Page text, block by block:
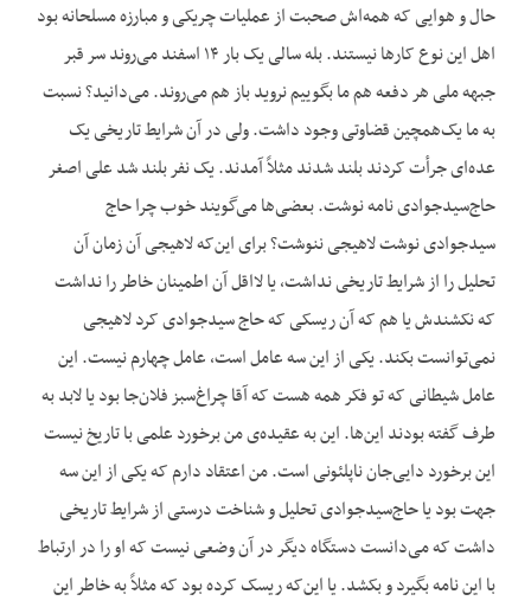
حال و هوایی که همه‌اش صحبت از عملیات چریکی و مبارزه مسلحانه بود
اهل این نوع کارها نیستند. بله سالی یک بار ۱۴ اسفند می‌روند سر قبر
جبهه ملی هر دفعه هم ما بگوییم نروید باز هم می‌روند. می‌دانید؟ نسبت
به ما یک‌همچین قضاوتی وجود داشت. ولی در آن شرایط تاریخی یک
عده‌ای جرأت کردند بلند شدند مثلاً آمدند. یک نفر بلند شد علی اصغر
حاج‌سیدجوادی نامه نوشت. بعضی‌ها می‌گویند خوب چرا حاج
سیدجوادی نوشت لاهیجی ننوشت؟ برای این‌که لاهیجی آن زمان آن
تحلیل را از شرایط تاریخی نداشت، یا لااقل آن اطمینان خاطر را نداشت
که نکشندش یا هم که آن ریسکی که حاج سیدجوادی کرد لاهیجی
نمی‌توانست بکند. یکی از این سه عامل است، عامل چهارم نیست. این
عامل شیطانی که تو فکر همه هست که آقا چراغ‌سبز فلان‌جا بود یا لابد به
طرف گفته بودند این‌ها. این به عقیده‌ی من برخورد علمی با تاریخ نیست
این برخورد دایی‌جان ناپلئونی است. من اعتقاد دارم که یکی از این سه
جهت بود یا حاج‌سیدجوادی تحلیل و شناخت درستی از شرایط تاریخی
داشت که می‌دانست دستگاه دیگر در آن وضعی نیست که او را در ارتباط
با این نامه بگیرد و بکشد. یا این‌که ریسک کرده بود که مثلاً به خاطر این